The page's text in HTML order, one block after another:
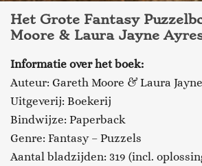
Het Grote Fantasy
Moore & Laura Jayne
Informatie over het boek:
Auteur: Gareth Moore & Laura
Uitgeverij: Boekerij
Bindwijze: Paperback
Genre: Fantasy – Puzzels
Aantal bladzijden: 319 (incl.